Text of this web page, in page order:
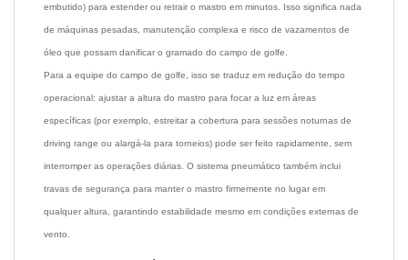
embutido) para estender ou retrair o mastro em minutos. Isso significa nada
de máquinas pesadas, manutenção complexa e risco de vazamentos de
óleo que possam danificar o gramado do campo de golfe.
Para a equipe do campo de golfe, isso se traduz em redução do tempo
operacional: ajustar a altura do mastro para focar a luz em áreas
específicas (por exemplo, estreitar a cobertura para sessões noturnas de
driving range ou alargá-la para torneios) pode ser feito rapidamente, sem
interromper as operações diárias. O sistema pneumático também inclui
travas de segurança para manter o mastro firmemente no lugar em
qualquer altura, garantindo estabilidade mesmo em condições externas de
vento.